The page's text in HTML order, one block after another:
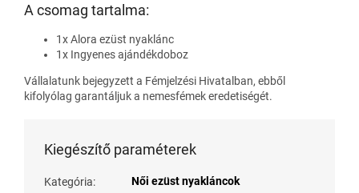
A csomag tartalma:
1x Alora ezüst nyaklánc
1x Ingyenes ajándékdoboz
Vállalatunk bejegyzett a Fémjelzési Hivatalban, ebből
kifolyólag garantáljuk a nemesfémek eredetiségét.
Kiegészítő paraméterek
Kategória:
Női ezüst nyakláncok